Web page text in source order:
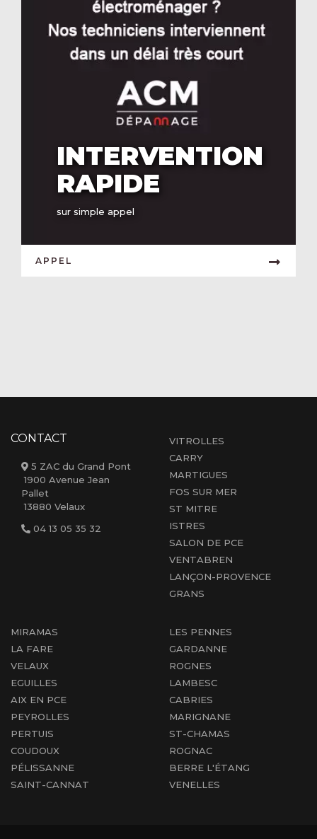
INTERVENTION
RAPIDE
sur simple appel
APPEL
CONTACT
5 ZAC du Grand Pont
1900 Avenue Jean
Pallet
13880 Velaux
04 13 05 35 32
VITROLLES
CARRY
MARTIGUES
FOS SUR MER
ST MITRE
ISTRES
SALON DE PCE
VENTABREN
LANÇON-PROVENCE
GRANS
MIRAMAS
LA FARE
VELAUX
EGUILLES
AIX EN PCE
PEYROLLES
PERTUIS
COUDOUX
PÉLISSANNE
SAINT-CANNAT
LES PENNES
GARDANNE
ROGNES
LAMBESC
CABRIES
MARIGNANE
ST-CHAMAS
ROGNAC
BERRE L'ÉTANG
VENELLES